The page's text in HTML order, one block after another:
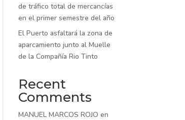
de tráfico total de mercancías
en el primer semestre del año
El Puerto asfaltará la zona de
aparcamiento junto al Muelle
de la Compañía Rio Tinto
Recent
Comments
MANUEL MARCOS ROJO en